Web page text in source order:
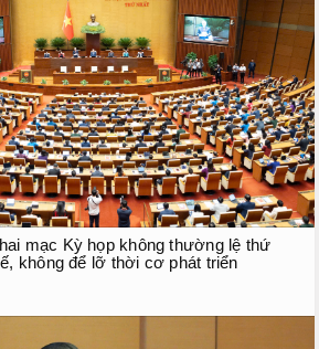
mạc Kỳ họp không thường lệ thứ
không để lỡ thời cơ phát triển